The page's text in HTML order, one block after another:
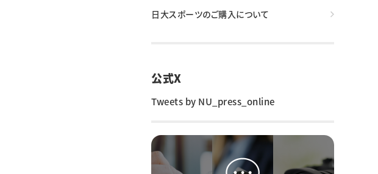
日大スポーツのご購入について
公式X
Tweets by NU_press_online